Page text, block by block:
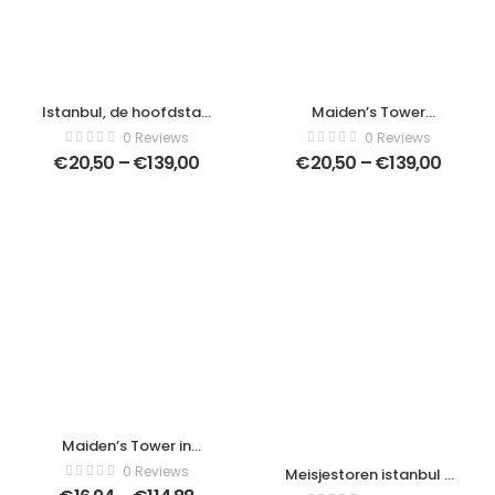
Istanbul, de hoofdstad
van Turkije, is een
oostelijke toeristische
stad – Modern Art
0 Reviews
€20,50 –€139,00
Maiden’s Tower
(Leander’s Tower) in
Istanbul, Turkije –
Moderne kunst canvas
0 Reviews
€20,50 –€139,00
Maiden’s Tower in
Istanbul, Turkije (KIZ
KULESI – USKUDAR) –
0 Reviews
Meisjestoren istanbul /